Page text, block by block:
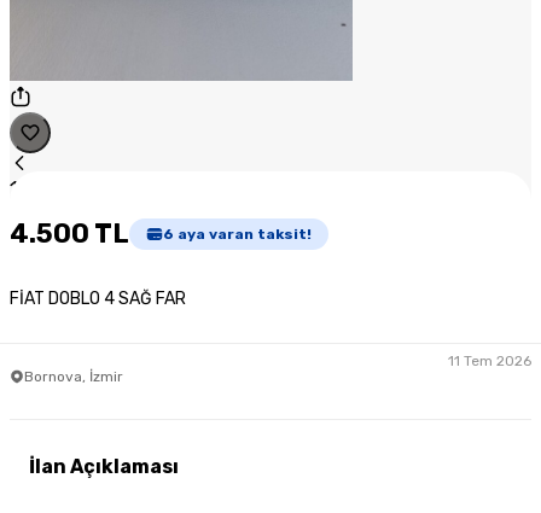
1
4.500 TL 6 aya varan taksit!
FİAT DOBLO 4 SAĞ FAR
Bornova, İzmir
11 Tem 2026
İlan Açıklaması